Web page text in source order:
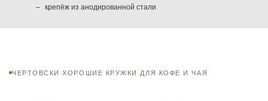
крепёж из анодированной стали
ЧЕРТОВСКИ ХОРОШИЕ КРУЖКИ ДЛЯ КОФЕ И ЧАЯ